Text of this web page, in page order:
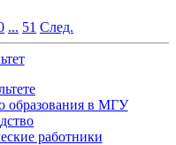
... 51 След.
образования в МГУ
работники